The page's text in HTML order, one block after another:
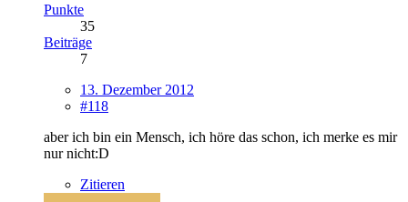
Punkte
35
Beiträge
7
13. Dezember 2012
#118
aber ich bin ein Mensch, ich höre das schon, ich merke es mir
nur nicht:D
Zitieren